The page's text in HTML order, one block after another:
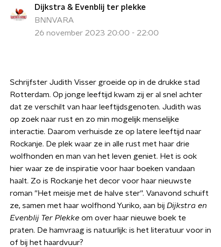
Dijkstra & Evenblij ter plekke
BNNVARA
26 november 2023 20:00 - 22:00
Schrijfster Judith Visser groeide op in de drukke stad
Rotterdam. Op jonge leeftijd kwam zij er al snel achter
dat ze verschilt van haar leeftijdsgenoten. Judith was
op zoek naar rust en zo min mogelijk menselijke
interactie. Daarom verhuisde ze op latere leeftijd naar
Rockanje. De plek waar ze in alle rust met haar drie
wolfhonden en man van het leven geniet. Het is ook
hier waar ze de inspiratie voor haar boeken vandaan
haalt. Zo is Rockanje het decor voor haar nieuwste
roman ''Het meisje met de halve ster''. Vanavond schuift
ze, samen met haar wolfhond Yuriko, aan bij Dijkstra en
Evenblij Ter Plekke om over haar nieuwe boek te
praten. De hamvraag is natuurlijk: is het literatuur voor in
of bij het haardvuur?